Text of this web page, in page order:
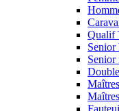
Qualif
Senior
Senior